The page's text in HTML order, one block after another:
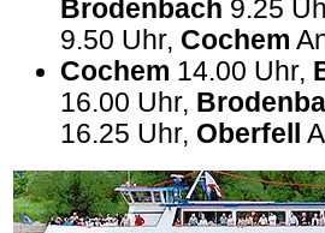
Brodenbach 9.25
9.50 Uhr, Cochem
Cochem 14.00 Uhr,
16.00 Uhr,
16.25 Uhr, Oberfell